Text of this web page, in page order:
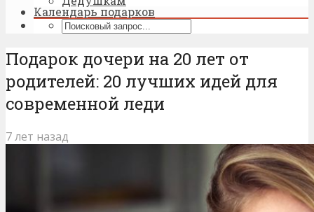
Календарь подарков
Подарок дочери на 20 лет от
родителей: 20 лучших идей для
современной леди
7 лет назад